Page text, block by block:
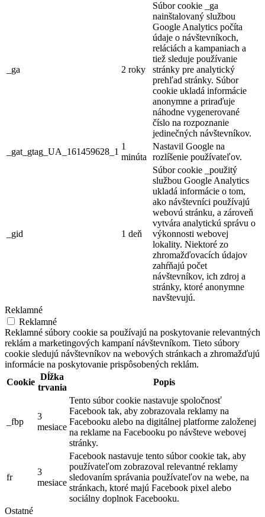
_ga 2 roky
Súbor cookie _ga
nainštalovaný službou
Google Analytics počíta
údaje o návštevníkoch,
reláciách a kampaniach a
tiež sleduje používanie
stránky pre analytický
prehľad stránky. Súbor
cookie ukladá informácie
anonymne a priraďuje
náhodne vygenerované
číslo na rozpoznanie
jedinečných návštevníkov.
_gat_gtag_UA_161459628_1
1
minúta
Nastavil Google na
rozlíšenie používateľov.
_gid 1 deň
Súbor cookie _použitý
službou Google Analytics
ukladá informácie o tom,
ako návštevníci používajú
webovú stránku, a zároveň
vytvára analytickú správu o
výkonnosti webovej
lokality. Niektoré zo
zhromažďovacích údajov
zahŕňajú počet
návštevníkov, ich zdroj a
stránky, ktoré anonymne
navštevujú.
Reklamné
Reklamné
Reklamné súbory cookie sa používajú na poskytovanie relevantných
reklám a marketingových kampaní návštevníkom. Tieto súbory
cookie sledujú návštevníkov na webových stránkach a zhromažďujú
informácie na poskytovanie prispôsobených reklám.
Cookie
Dĺžka
trvania
Popis
_fbp
3
mesiace
Tento súbor cookie nastavuje spoločnosť
Facebook tak, aby zobrazovala reklamy na
Facebooku alebo na digitálnej platforme založenej
na reklame na Facebooku po návšteve webovej
stránky.
fr
3
mesiace
Facebook nastavuje tento súbor cookie tak, aby
používateľom zobrazoval relevantné reklamy
sledovaním správania používateľov na webe, na
stránkach, ktoré majú Facebook pixel alebo
sociálny doplnok Facebooku.
Ostatné